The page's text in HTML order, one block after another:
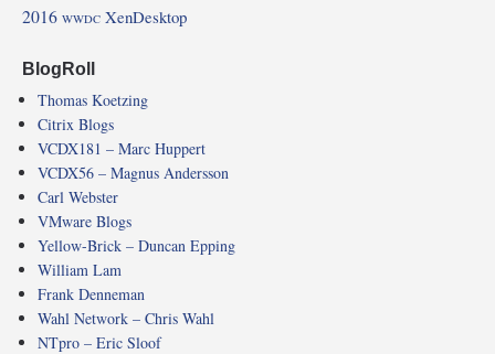
2016 WWDC XenDesktop
BlogRoll
Thomas Koetzing
Citrix Blogs
VCDX181 – Marc Huppert
VCDX56 – Magnus Andersson
Carl Webster
VMware Blogs
Yellow-Brick – Duncan Epping
William Lam
Frank Denneman
Wahl Network – Chris Wahl
NTpro – Eric Sloof